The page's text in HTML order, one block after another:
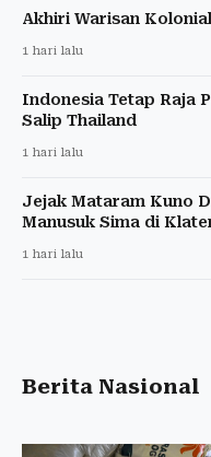
Akhiri Warisan
1 hari lalu
Indonesia Tetap Raja
Salip Thailand
1 hari lalu
Jejak Mataram Kuno
Manusuk Sima di
1 hari lalu
Berita Nasional